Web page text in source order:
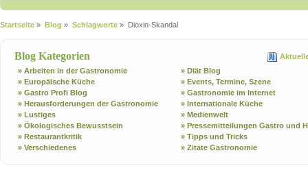
Startseite » Blog » Schlagworte » Dioxin-Skandal
Blog Kategorien
» Arbeiten in der Gastronomie
» Diät Blog
» Europäische Küche
» Events, Termine, Szene
» Gastro Profi Blog
» Gastronomie im Internet
» Herausforderungen der Gastronomie
» Internationale Küche
» Lustiges
» Medienwelt
» Ökologisches Bewusstsein
» Pressemitteilungen Gastro und
» Restaurantkritik
» Tipps und Tricks
» Verschiedenes
» Zitate Gastronomie